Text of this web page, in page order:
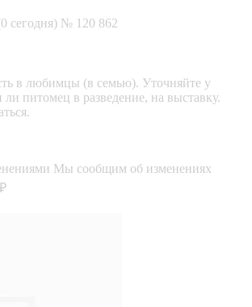
сегодня) № 120 862
в любимцы (в семью). Уточняйте у
ли питомец в разведение, на выставку.
Мы сообщим об изменениях